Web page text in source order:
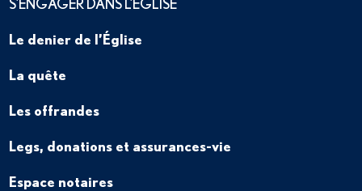
S’ENGAGER DANS L’ÉGLISE
Le denier de l’Église
La quête
Les offrandes
Legs, donations et assurances-vie
Espace notaires